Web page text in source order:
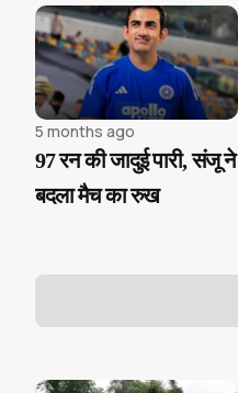
5 months ago
97 रन की जादुई पारी, संजू ने
बदला मैच का रुख